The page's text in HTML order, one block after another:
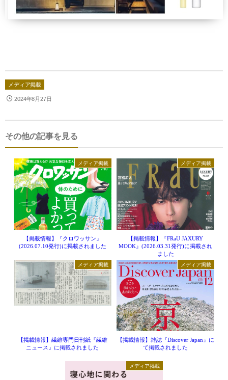
人材採用情報
English shop Guide
メディア掲載
2024年8月27日
その他の記事を見る
メディア掲載
【掲載情報】『クロワッサン』
(2026.07.10発行)に掲載されました
メディア掲載
【掲載情報】『FRaU JAXURY
MOOK』(2026.03.31発行)に掲載され
ました
メディア掲載
【掲載情報】繊維専門日刊紙『繊維
ニュース』に掲載されました
メディア掲載
【掲載情報】雑誌『Discover Japan』に
て掲載されました
メディア掲載